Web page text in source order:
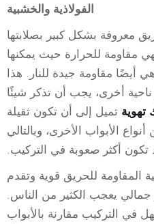
الفولاذية والخشبية
معروفة بشكل كبير بصلابتها
مقاومة للحرارة حيث يمكنها
أيضًا مقاومة جيدة للنار. هذا
ناحية أخرى، يجب أن تذكر شيئًا
تهوية تميل إلى أن تكون ثقيلة
الأبواب الأخرى، وبالتالي
تكون أكثر صعوبة في التركيب.
المقاومة للحريق قوية وتقدم
يعجب الكثير من الناس.
في التركيب مقارنة بالأبواب